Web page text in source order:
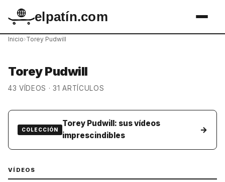
elpatín.com
Inicio›Torey Pudwill
Torey Pudwill
43 VÍDEOS · 31 ARTÍCULOS
COLECCIÓN
Torey Pudwill: sus vídeos
imprescindibles
→
VÍDEOS